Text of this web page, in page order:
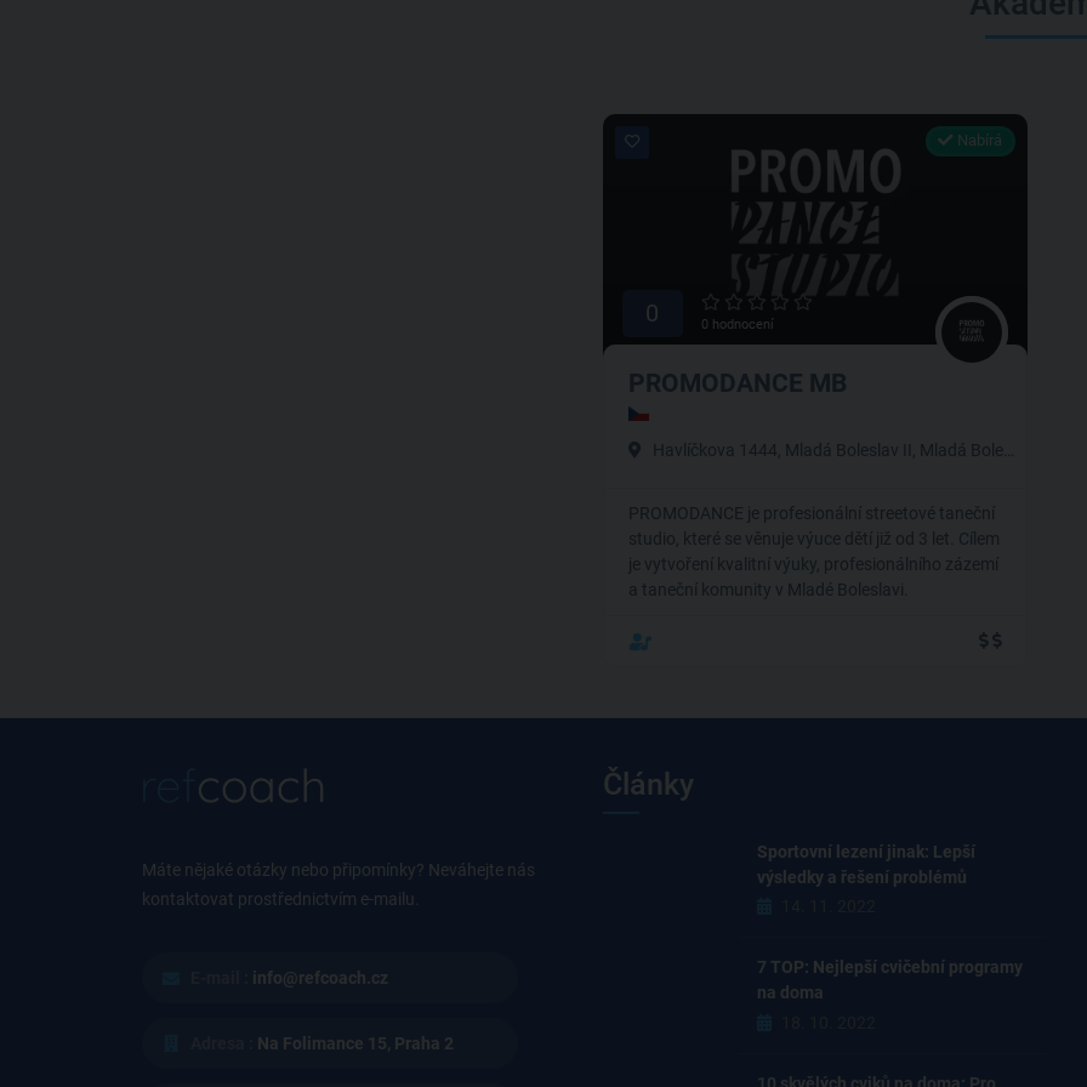
Nabírá
0 0 hodnocení
PROMODANCE MB
Havlíčkova 1444, Mladá Boleslav II, Mladá Boleslav
PROMODANCE je profesionální streetové taneční
studio, které se věnuje výuce dětí již od 3 let. Cí­lem
je vytvoření­ kvalitní­ výuky, profesionálního zázemí
a taneční komunity v Mladé Boleslavi.
Máte nějaké otázky nebo připomínky? Neváhejte nás
kontaktovat prostřednictvím e-mailu.
info@refcoach.cz
Na Folimance 15, Praha 2
Články
Sportovní lezení jinak: Lepší
výsledky a řešení problémů
7 TOP: Nejlepší cvičební programy
na doma